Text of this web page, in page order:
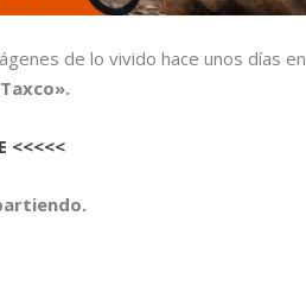
de lo vivido hace unos días en
<<<<<